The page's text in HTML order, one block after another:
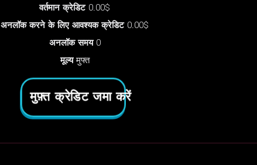
वर्तमान क्रेडिट 0.00$
अनलॉक करने के लिए आवश्यक क्रेडिट 0.00$
अनलॉक समय0
मूल्यमुफ्त
मुफ़्त क्रेडिट जमा करें